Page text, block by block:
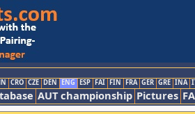
CRO CZE DEN ENG ESP FAI FIN FRA GER GRE INA
AUT championship Pictures